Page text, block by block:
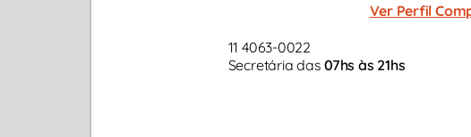
Ver Perfil
11 4063-0022
Secretária das07hs às 21hs